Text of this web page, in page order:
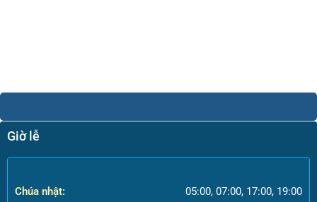
Giờ lễ
Chúa nhật: 05:00, 07:00, 17:00, 19:00